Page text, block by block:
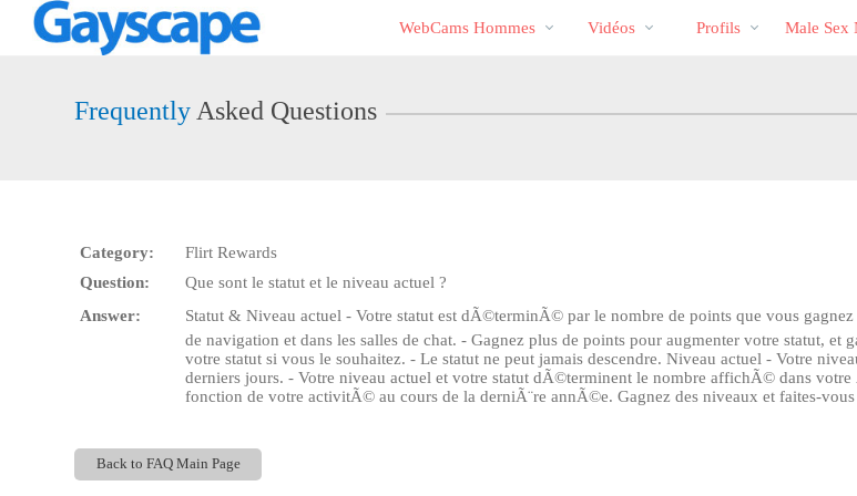
User
Cams
WebCams Hommes Vidéos Profils Male Sex
Frequently Asked Questions
Category:
Flirt Rewards
Question:
Que sont le statut et le niveau actuel ?
Answer:
Statut & Niveau actuel - Votre statut est dÃ©terminÃ© par le nombre de points que vous
de navigation et dans les salles de chat. - Gagnez plus de points pour augmenter votre statut,
votre statut si vous le souhaitez. - Le statut ne peut jamais descendre. Niveau actuel - Votre
derniers jours. - Votre niveau actuel et votre statut dÃ©terminent le nombre affichÃ© dans
fonction de votre activitÃ© au cours de la derniÃ¨re annÃ©e. Gagnez des niveaux et faites-
Back to FAQ Main Page